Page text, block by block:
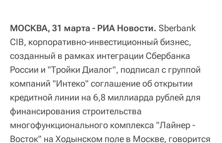
МОСКВА, 31 марта - РИА Новости. Sberbank
CIB, корпоративно-инвестиционный бизнес,
созданный в рамках интеграции Сбербанка
России и "Тройки Диалог", подписал с группой
компаний "Интеко" соглашение об открытии
кредитной линии на 6,8 миллиарда рублей для
финансирования строительства
многофункционального комплекса "Лайнер -
Восток" на Ходынском поле в Москве, говорится